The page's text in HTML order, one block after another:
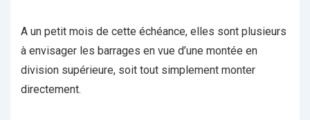
A un petit mois de cette échéance, elles sont plusieurs
à envisager les barrages en vue d’une montée en
division supérieure, soit tout simplement monter
directement.